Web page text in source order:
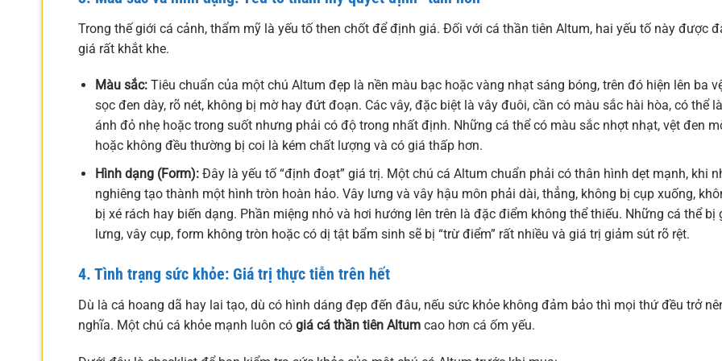
Trong thế giới cá cảnh, thẩm mỹ là yếu tố then chốt để định giá. Đối với cá thần tiên Altum, hai yếu tố này được
giá rất khắt khe.
Màu sắc:Tiêu chuẩn của một chú Altum đẹp là nền màu bạc hoặc vàng nhạt sáng bóng, trên đó hiện lên ba
sọc đen dày, rõ nét, không bị mờ hay đứt đoạn. Các vây, đặc biệt là vây đuôi, cần có màu sắc hài hòa, có thể là
ánh đỏ nhẹ hoặc trong suốt nhưng phải có độ trong nhất định. Những cá thể có màu sắc nhợt nhạt, vệt đen
hoặc không đều thường bị coi là kém chất lượng và có giá thấp hơn.
Hình dạng (Form):Đây là yếu tố “định đoạt” giá trị. Một chú cá Altum chuẩn phải có thân hình dẹt mạnh, khi
nghiêng tạo thành một hình tròn hoàn hảo. Vây lưng và vây hậu môn phải dài, thẳng, không bị cụp xuống,
bị xé rách hay biến dạng. Phần miệng nhỏ và hơi hướng lên trên là đặc điểm không thể thiếu. Những cá thể bị
lưng, vây cụp, form không tròn hoặc có dị tật bẩm sinh sẽ bị “trừ điểm” rất nhiều và giá trị giảm sút rõ rệt.
4. Tình trạng sức khỏe: Giá trị thực tiễn trên hết
Dù là cá hoang dã hay lai tạo, dù có hình dáng đẹp đến đâu, nếu sức khỏe không đảm bảo thì mọi thứ đều trở
nghĩa. Một chú cá khỏe mạnh luôn có giá cá thần tiên Altum cao hơn cá ốm yếu.